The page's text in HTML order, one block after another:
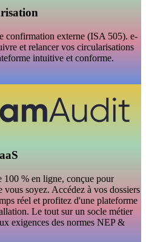
confirmation externe (ISA 505). e-
et relancer vos circularisations
intuitive et conforme.
% en ligne, conçue pour
soyez. Accédez à vos dossiers
réel et profitez d'une plateforme
Le tout sur un socle métier
exigences des normes NEP &